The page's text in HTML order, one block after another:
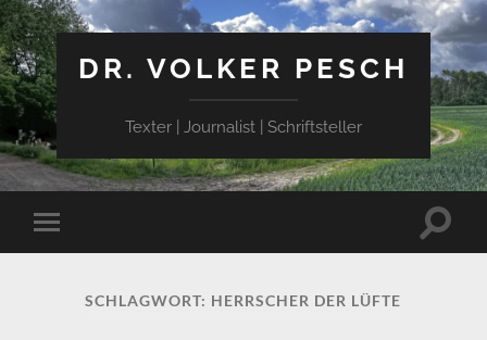
DR. VOLKER PESCH
Texter | Journalist | Schriftsteller
Mobile-
Menü
SCHLAGWORT: HERRSCHER DER LÜFTE